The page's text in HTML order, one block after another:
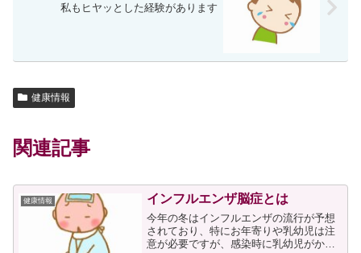
私もヒヤッとした経験があります
健康情報
関連記事
健康情報 インフルエンザ脳症とは
今年の冬はインフルエンザの流行が予想
されており、特にお年寄りや乳幼児は注
意が必要ですが、感染時に乳幼児がかか